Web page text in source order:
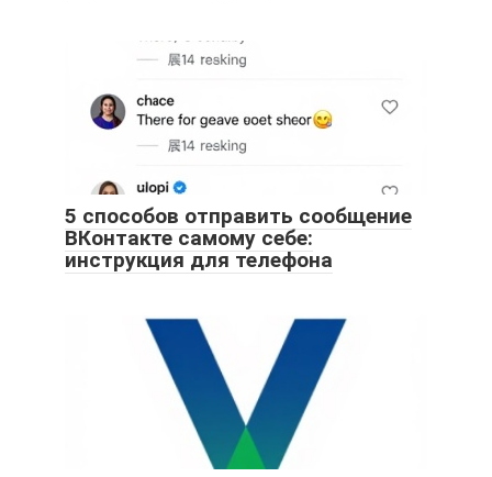
5 способов отправить сообщение
ВКонтакте самому себе:
инструкция для телефона